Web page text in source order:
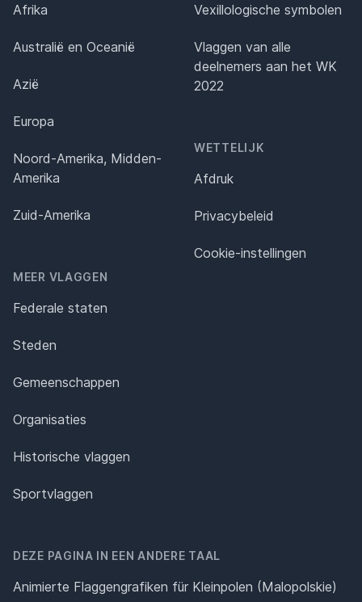
Afrika
Australië en Oceanië
Azië
Europa
Noord-Amerika, Midden-
Amerika
Zuid-Amerika
MEER VLAGGEN
Federale staten
Steden
Gemeenschappen
Organisaties
Historische vlaggen
Sportvlaggen
Vexillologische symbolen
Vlaggen van alle
deelnemers aan het WK
2022
WETTELIJK
Afdruk
Privacybeleid
Cookie-instellingen
DEZE PAGINA IN EEN ANDERE TAAL
Animierte Flaggengrafiken für Kleinpolen (Malopolskie)